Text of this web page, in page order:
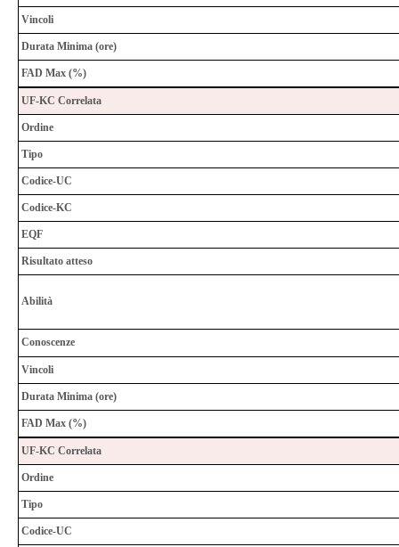
Vincoli
Durata Minima (ore)
FAD Max (%)
UF-KC Correlata
Ordine
Tipo
Codice-UC
Codice-KC
EQF
Risultato atteso
Abilità
Conoscenze
Vincoli
Durata Minima (ore)
FAD Max (%)
UF-KC Correlata
Ordine
Tipo
Codice-UC